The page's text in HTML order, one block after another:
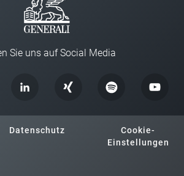
Sie uns auf Social Media
Datenschutz
Cookie-
Einstellungen